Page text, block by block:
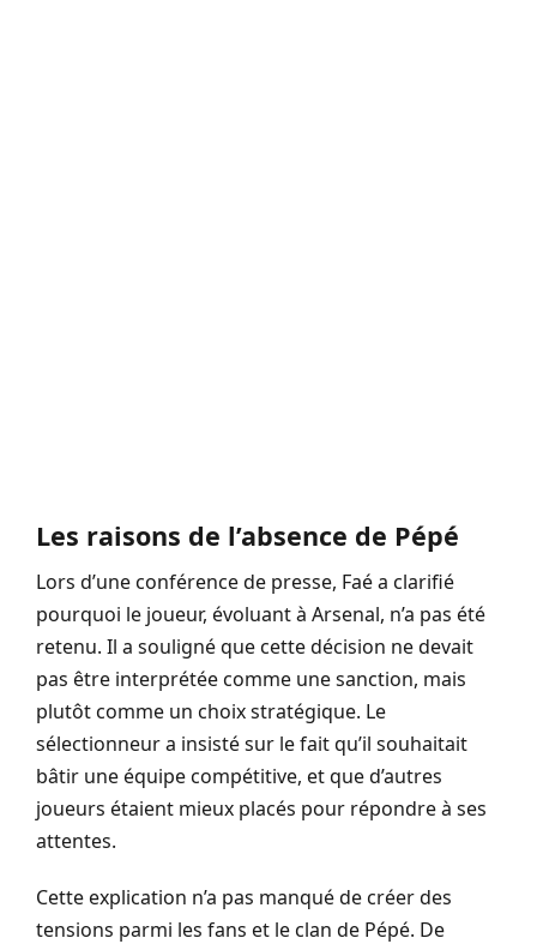
Les raisons de l’absence de Pépé
Lors d’une conférence de presse, Faé a clarifié
pourquoi le joueur, évoluant à Arsenal, n’a pas été
retenu. Il a souligné que cette décision ne devait
pas être interprétée comme une sanction, mais
plutôt comme un choix stratégique. Le
sélectionneur a insisté sur le fait qu’il souhaitait
bâtir une équipe compétitive, et que d’autres
joueurs étaient mieux placés pour répondre à ses
attentes.
Cette explication n’a pas manqué de créer des
tensions parmi les fans et le clan de Pépé. De